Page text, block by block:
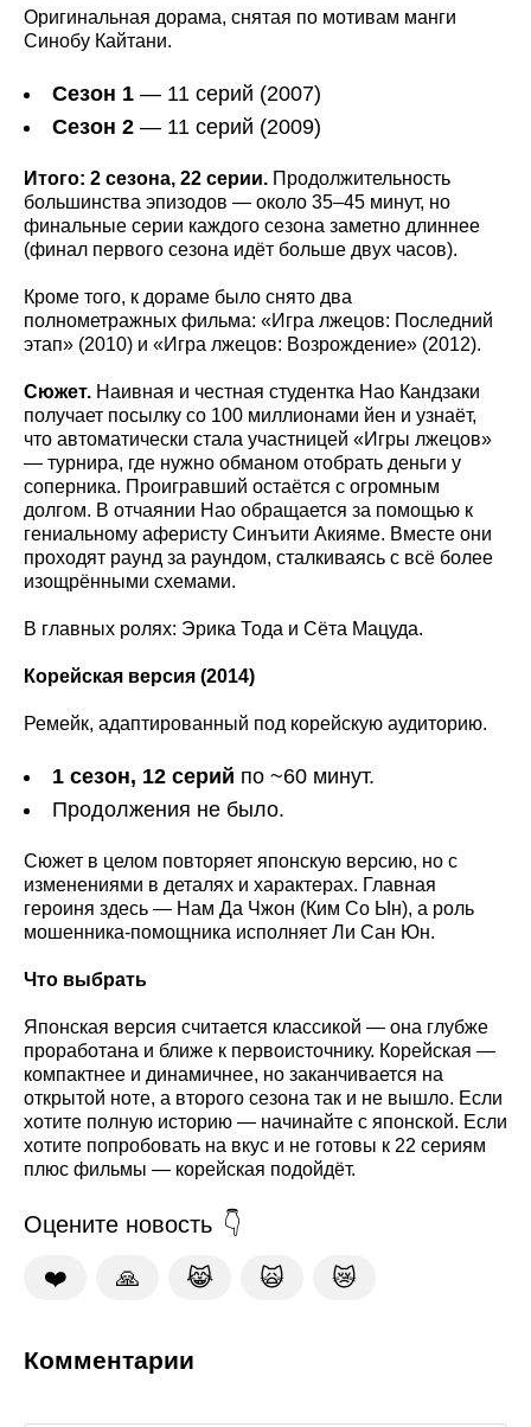
Оригинальная дорама, снятая по мотивам манги
Синобу Кайтани.
Сезон 1 — 11 серий (2007)
Сезон 2 — 11 серий (2009)
Итого: 2 сезона, 22 серии. Продолжительность
большинства эпизодов — около 35–45 минут, но
финальные серии каждого сезона заметно длиннее
(финал первого сезона идёт больше двух часов).
Кроме того, к дораме было снято два
полнометражных фильма: «Игра лжецов: Последний
этап» (2010) и «Игра лжецов: Возрождение» (2012).
Сюжет. Наивная и честная студентка Нао Кандзаки
получает посылку со 100 миллионами йен и узнаёт,
что автоматически стала участницей «Игры лжецов»
— турнира, где нужно обманом отобрать деньги у
соперника. Проигравший остаётся с огромным
долгом. В отчаянии Нао обращается за помощью к
гениальному аферисту Синъити Акияме. Вместе они
проходят раунд за раундом, сталкиваясь с всё более
изощрёнными схемами.
В главных ролях: Эрика Тода и Сёта Мацуда.
Корейская версия (2014)
Ремейк, адаптированный под корейскую аудиторию.
1 сезон, 12 серий по ~60 минут.
Продолжения не было.
Сюжет в целом повторяет японскую версию, но с
изменениями в деталях и характерах. Главная
героиня здесь — Нам Да Чжон (Ким Со Ын), а роль
мошенника-помощника исполняет Ли Сан Юн.
Что выбрать
Японская версия считается классикой — она глубже
проработана и ближе к первоисточнику. Корейская —
компактнее и динамичнее, но заканчивается на
открытой ноте, а второго сезона так и не вышло. Если
хотите полную историю — начинайте с японской. Если
хотите попробовать на вкус и не готовы к 22 сериям
плюс фильмы — корейская подойдёт.
Оцените новость
❤️ 🙏 😹 🙀 😿
Комментарии